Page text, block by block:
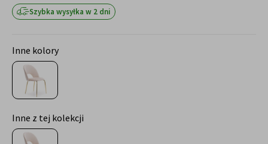
Szybka wysyłka w 2 dni
Inne kolory
Inne z tej kolekcji